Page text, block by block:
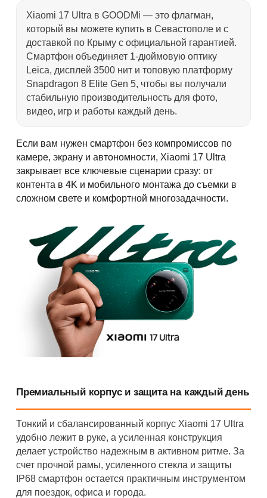
Xiaomi 17 Ultra в GOODMi — это флагман,
который вы можете купить в Севастополе и с
доставкой по Крыму с официальной гарантией.
Смартфон объединяет 1-дюймовую оптику
Leica, дисплей 3500 нит и топовую платформу
Snapdragon 8 Elite Gen 5, чтобы вы получали
стабильную производительность для фото,
видео, игр и работы каждый день.
Если вам нужен смартфон без компромиссов по
камере, экрану и автономности, Xiaomi 17 Ultra
закрывает все ключевые сценарии сразу: от
контента в 4K и мобильного монтажа до съемки в
сложном свете и комфортной многозадачности.
Премиальный корпус и защита на каждый день
Тонкий и сбалансированный корпус Xiaomi 17 Ultra
удобно лежит в руке, а усиленная конструкция
делает устройство надежным в активном ритме. За
счет прочной рамы, усиленного стекла и защиты
IP68 смартфон остается практичным инструментом
для поездок, офиса и города.